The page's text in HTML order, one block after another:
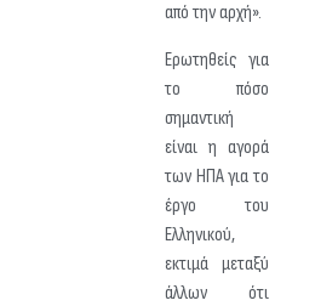
από την αρχή».
Ερωτηθείς για
το πόσο
σημαντική
είναι η αγορά
των ΗΠΑ για το
έργο του
Ελληνικού,
εκτιμά μεταξύ
άλλων ότι